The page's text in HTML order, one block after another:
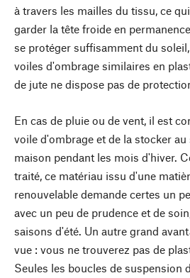
à travers les mailles du tissu, ce
garder la tête froide en
se protéger suffisamment du
voiles d'ombrage similaires en
de jute ne dispose pas de
En cas de pluie ou de vent, il est
voile d'ombrage et de la stocker
maison pendant les mois d'hiver.
traité, ce matériau issu d'une
renouvelable demande certes un
avec un peu de prudence et de
saisons d'été. Un autre grand
vue : vous ne trouverez pas de
Seules les boucles de suspension